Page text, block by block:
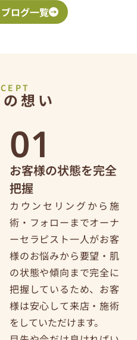
ログ一覧
想い
01
お客様の状態を完全
把握
カウンセリングから施
術・フォローまでオーナ
ーセラピスト一人がお客
様のお悩みから要望・肌
の状態や傾向まで完全に
把握しているため、お客
様は安心して来店・施術
をしていただけます。